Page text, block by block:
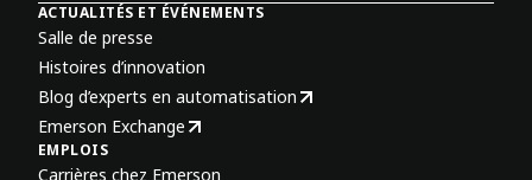
ACTUALITÉS ET ÉVÉNEMENTS
Salle de presse
Histoires d’innovation
Blog d’experts en automatisation
Emerson Exchange
EMPLOIS
Carrières chez Emerson